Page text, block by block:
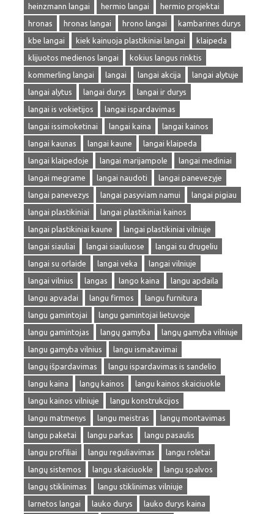
heinzmann langai
hermio langai
hermio projektai
hronas
hronas langai hrono langai
kambarines durys
kbe langai
kiek kainuoja plastikiniai langai
klaipeda
klijuotos medienos langai
kokius langus rinktis
kommerling langai
langai langai akcija
langai alytuje
langai alytus
langai durys
langai ir durys
langai is vokietijos
langai ispardavimas
langai issimoketinai
langai kaina
langai kainos
langai kaunas
langai kaune
langai klaipeda
langai klaipedoje
langai marijampole
langai mediniai
langai megrame
langai naudoti
langai panevezyje
langai panevezys
langai pasyviam namui
langai pigiau
langai plastikiniai
langai plastikiniai kainos
langai plastikiniai kaune
langai plastikiniai vilniuje
langai siauliai
langai siauliuose
langai su drugeliu
langai su orlaide
langai veka
langai vilniuje
langai vilnius
langas lango kaina
langu apdaila
langu apvadai
langu firmos
langu furnitura
langu gamintojai
langu gamintojai lietuvoje
langu gamintojas
langų gamyba
langų gamyba vilniuje
langu gamyba vilnius
langu ismatavimai
langų išpardavimas
langu ispardavimas is sandelio
langu kaina
langų kainos
langu kainos skaiciuokle
langu kainos vilniuje
langu konstrukcijos
langu matmenys
langu meistras
langų montavimas
langu paketai
langu parkas
langu pasaulis
langu profiliai
langu reguliavimas
langu roletai
langų sistemos
langu skaiciuokle
langu spalvos
langų stiklinimas
langu stiklinimas vilniuje
larnetos langai
lauko durys
lauko durys kaina